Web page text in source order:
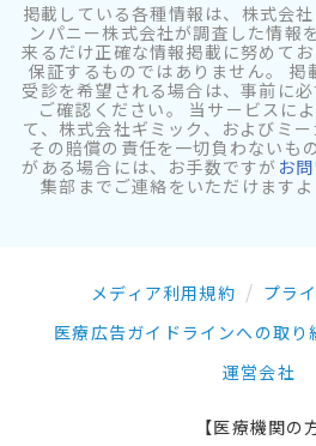
掲載している各種情報は、株式会
ンパニー株式会社が調査した情報
来るだけ正確な情報掲載に努めて
保証するものではありません。 掲
受診を希望される場合は、事前に
ご確認ください。 当サービスに
て、株式会社ギミック、およびミ
その賠償の責任を一切負わないも
がある場合には、お手数ですが お
集部までご連絡をいただけますよ
メディア利用規約
プラ
医療広告ガイドラインへの取り
運営会社
【医療機関の